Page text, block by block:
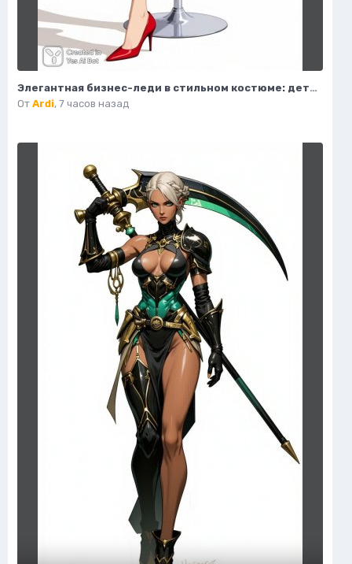
Элегантная бизнес-леди в стильном костюме: детальная иллюстрация моды и роскоши. Изображение из нейронной сети Flux
От Ardi, 7 часов назад